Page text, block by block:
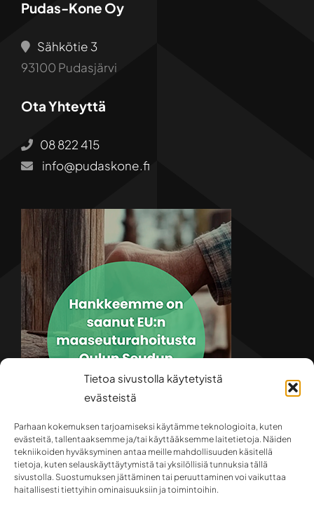
Tietoa sivustolla käytetyistä
evästeistä
Parhaan kokemuksen tarjoamiseksi käytämme teknologioita, kuten
evästeitä, tallentaaksemme ja/tai käyttääksemme laitetietoja. Näiden
tekniikoiden hyväksyminen antaa meille mahdollisuuden käsitellä
tietoja, kuten selauskäyttäytymistä tai yksilöllisiä tunnuksia tällä
sivustolla. Suostumuksen jättäminen tai peruuttaminen voi vaikuttaa
haitallisesti tiettyihin ominaisuuksiin ja toimintoihin.
Pudas-Kone Oy
Sähkötie 3
93100 Pudasjärvi
Ota Yhteyttä
08 822 415
info@pudaskone.fi